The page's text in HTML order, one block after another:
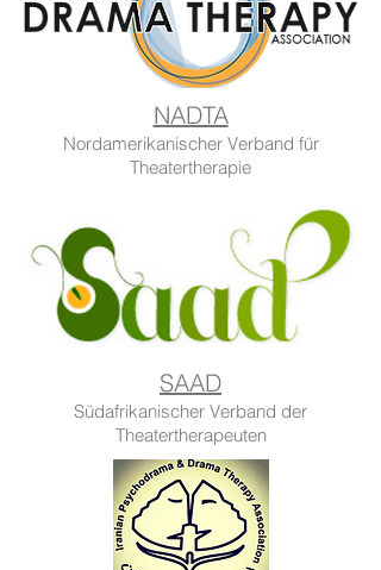
NADTA
Nordamerikanischer Verband für
Theatertherapie
SAAD
Südafrikanischer Verband der
Theatertherapeuten